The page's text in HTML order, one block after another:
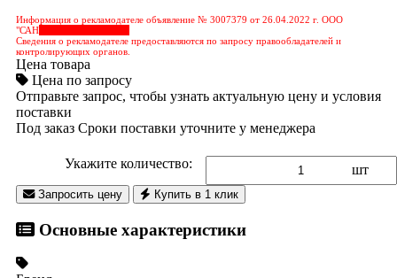
Информация о рекламодателе объявление № 3007379 от 26.04.2022 г. ООО
"САН
Сведения о рекламодателе предоставляются по запросу правообладателей и
контролирующих органов.
Цена товара
Цена по запросу
Отправьте запрос, чтобы узнать актуальную цену и условия
поставки
Под заказ Сроки поставки уточните у менеджера
Укажите количество: шт
Запросить цену Купить в 1 клик
Основные характеристики